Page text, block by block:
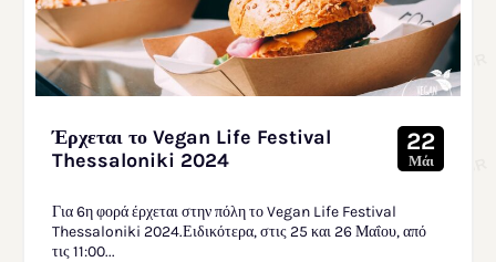
Έρχεται το Vegan Life Festival
Thessaloniki 2024
22
Μάι
Για 6η φορά έρχεται στην πόλη το Vegan Life Festival
Thessaloniki 2024.Ειδικότερα, στις 25 και 26 Μαΐου, από
τις 11:00...